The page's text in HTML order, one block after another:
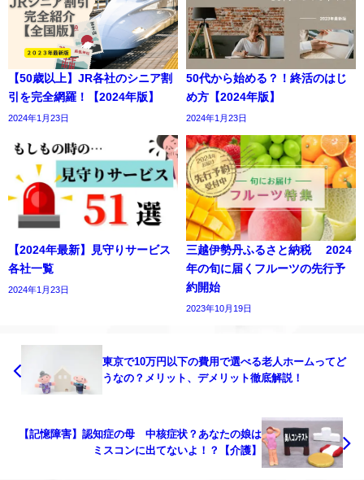
【50歳以上】JR各社のシニア割
引を完全網羅！【2024年版】
2024年1月23日
50代から始める？！終活のはじ
め方【2024年版】
2024年1月23日
【2024年最新】見守りサービス
各社一覧
2024年1月23日
三越伊勢丹ふるさと納税 2024
年の旬に届くフルーツの先行予
約開始
2023年10月19日
東京で10万円以下の費用で選べる老人ホームってど
うなの？メリット、デメリット徹底解説！
【記憶障害】認知症の母 中核症状？あなたの娘は
ミスコンに出てないよ！？【介護】